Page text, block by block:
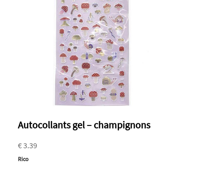
Autocollants gel – champignons
€ 3.39
Rico